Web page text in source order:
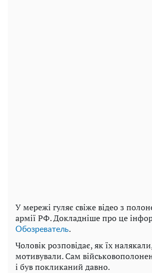
У мережі гуляє свіже відео з
армії РФ. Докладніше про це
Обозреватель.
Чоловік розповідає, як їх
мотивували. Сам
і був покликаний давно.